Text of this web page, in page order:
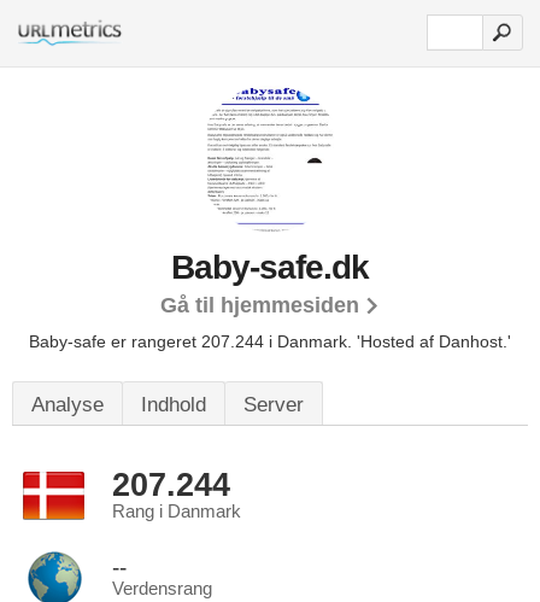
Baby-safe.dk
Gå til hjemmesiden
Baby-safe er rangeret 207.244 i Danmark. 'Hosted af Danhost.'
Analyse Indhold Server
207.244
Rang i Danmark
--
Verdensrang